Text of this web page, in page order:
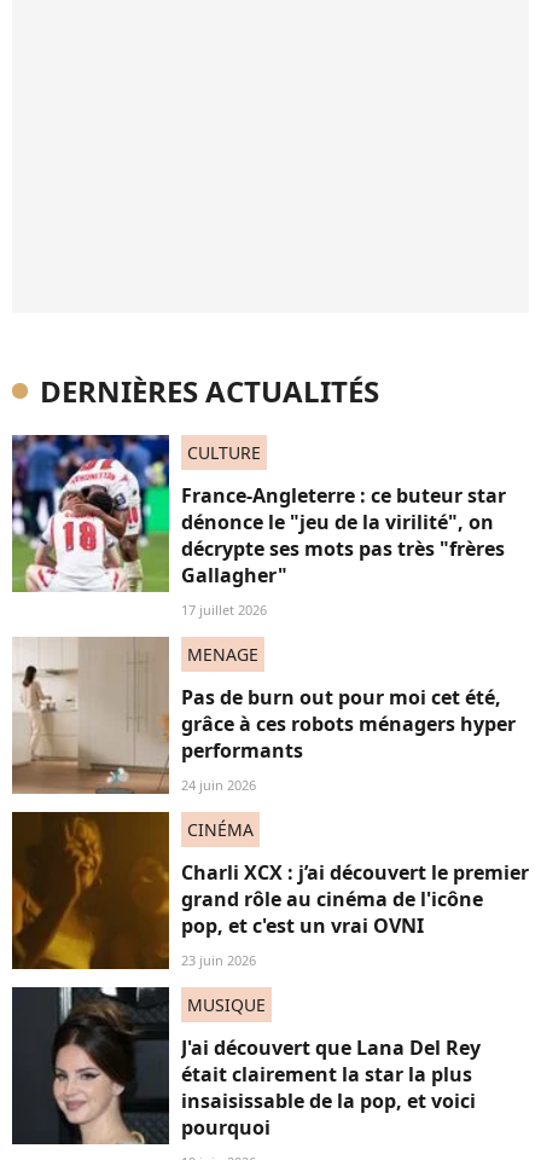
DERNIÈRES ACTUALITÉS
CULTURE
France-Angleterre : ce buteur star
dénonce le "jeu de la virilité", on
décrypte ses mots pas très "frères
Gallagher"
17 juillet 2026
MENAGE
Pas de burn out pour moi cet été,
grâce à ces robots ménagers hyper
performants
24 juin 2026
CINÉMA
Charli XCX : j’ai découvert le premier
grand rôle au cinéma de l'icône
pop, et c'est un vrai OVNI
23 juin 2026
MUSIQUE
J'ai découvert que Lana Del Rey
était clairement la star la plus
insaisissable de la pop, et voici
pourquoi